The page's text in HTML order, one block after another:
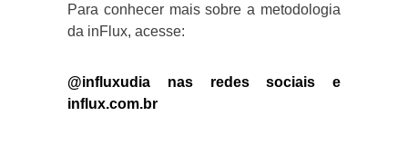
Para conhecer mais sobre a metodologia
da inFlux, acesse:
@influxudia nas redes sociais e
influx.com.br